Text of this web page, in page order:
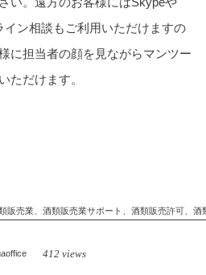
ン相談もご利用いただけますの
に担当者の顔を見ながらマンツー
ただけます。
販売業、酒類販売業サポート、酒類販売許可、酒
412 views